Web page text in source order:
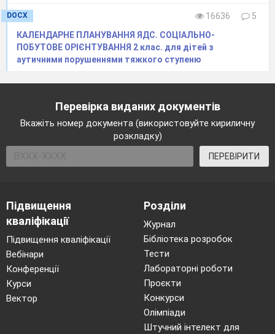
П.І. учня/учениці
освітня галузь
Характеристика
навчальної
діяльності
1
відповідно до мети
2
DOCX 16636
5
КАЛЕНДАРНЕ ПЛАНУВАННЯ ЯДС. СОЦІАЛЬНО-
ПОБУТОВЕ ОРІЄНТУВАННЯ 2 клас. для дітей з
аутичними порушеннями тяжкого ступеню
Перевірка виданих документів
Вкажіть номер документа (використовуйте кириличну
розкладку)
ПЕРЕВІРИТИ
Підвищення
кваліфікації
Підвищення кваліфікації
Вебінари
Конференції
Курси
Вектор
Розділи
Журнал
Бібліотека розробок
Тести
Лабораторні роботи
Проєкти
Конкурси
Олімпіади
Штучний інтелект для